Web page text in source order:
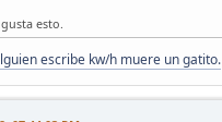
esto.
escribe kw/h muere un gatito.